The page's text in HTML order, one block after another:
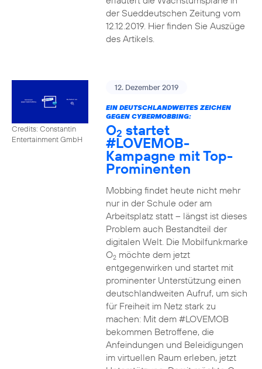
der Sueddeutschen Zeitung vom
12.12.2019. Hier finden Sie Auszüge
des Artikels.
Credits: Constantin
Entertainment GmbH
12. Dezember 2019
EIN DEUTSCHLANDWEITES ZEICHEN
GEGEN CYBERMOBBING:
O2 startet
#LOVEMOB-
Kampagne mit Top-
Prominenten
Mobbing findet heute nicht mehr
nur in der Schule oder am
Arbeitsplatz statt – längst ist dieses
Problem auch Bestandteil der
digitalen Welt. Die Mobilfunkmarke
O2möchte dem jetzt
entgegenwirken und startet mit
prominenter Unterstützung einen
deutschlandweiten Aufruf, um sich
für Freiheit im Netz stark zu
machen: Mit dem #LOVEMOB
bekommen Betroffene, die
Anfeindungen und Beleidigungen
im virtuellen Raum erleben, jetzt